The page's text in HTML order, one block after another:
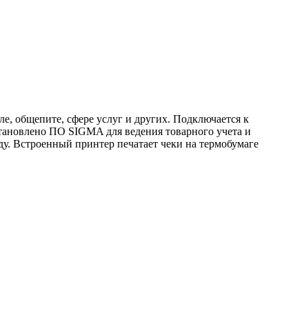
общепите, сфере услуг и других. Подключается к
ПО SIGMA для ведения товарного учета и
Встроенный принтер печатает чеки на термобумаге